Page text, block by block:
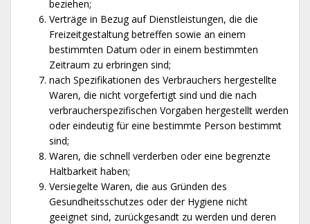
beziehen;
Verträge in Bezug auf Dienstleistungen, die die
Freizeitgestaltung betreffen sowie an einem
bestimmten Datum oder in einem bestimmten
Zeitraum zu erbringen sind;
nach Spezifikationen des Verbrauchers hergestellte
Waren, die nicht vorgefertigt sind und die nach
verbraucherspezifischen Vorgaben hergestellt werden
oder eindeutig für eine bestimmte Person bestimmt
sind;
Waren, die schnell verderben oder eine begrenzte
Haltbarkeit haben;
Versiegelte Waren, die aus Gründen des
Gesundheitsschutzes oder der Hygiene nicht
geeignet sind, zurückgesandt zu werden und deren